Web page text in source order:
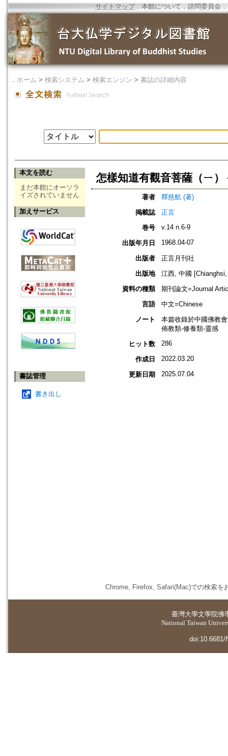
サイトマップ．本館について ． 諮問委員会 ．
． ホーム > 検索システム > 検索エンジン > 書誌の詳細内容
本文を読む
まだ本館にオーソラ
イズされていません
加えサービス
書誌管理
書き出し
怎樣知道有觀音菩薩（ㄧ）
著者
釋慈航 (著)
掲載誌
正言
巻号
v.14 n.6-9
出版年月日 1968.04-07
出版者
正言月刊社
出版地
江西, 中國
資料の種類
期刊論文=Journal
言語
中文=Chinese
ノート
本篇收錄於中國佛教
佈教類-修養類-靈感
ヒット数
286
作成日 2022.03.20
更新日期 2025.07.04
Chrome, Firefox, Safari(Mac)での検索を
臺灣大學文學院佛
National Taiwan
doi:10.6681/